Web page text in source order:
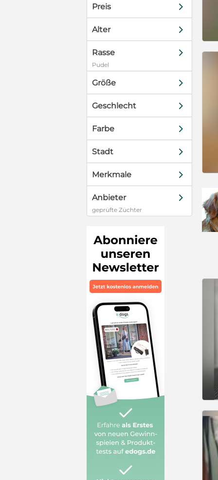
Preis d
Alter d
Rasse d
Pudel
Größe d
Geschlecht d
Farbe d
Stadt d
Merkmale d
Anbieter d
geprüfte Züchter